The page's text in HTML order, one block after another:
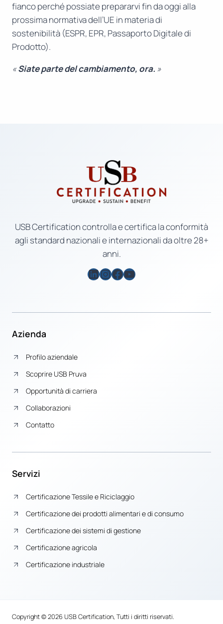
fianco perché possiate prepararvi fin da oggi alla
prossima normativa dell’UE in materia di
sostenibilità (ESPR, EPR, Passaporto Digitale di
Prodotto).
«Siate parte del cambiamento, ora. »
USB Certification controlla e certifica la conformità
agli standard nazionali e internazionali da oltre 28+
anni.
LinkedIn
Instagram
Facebook
YouTube
Azienda
Profilo aziendale
Scoprire USB Pruva
Opportunità di carriera
Collaborazioni
Contatto
Servizi
Certificazione Tessile e Riciclaggio
Certificazione dei prodotti alimentari e di consumo
Certificazione dei sistemi di gestione
Certificazione agricola
Certificazione industriale
Copyright © 2026 USB Certification, Tutti i diritti riservati.